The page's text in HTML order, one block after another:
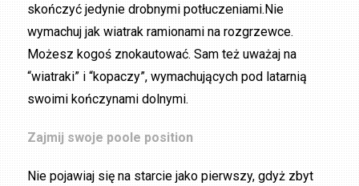
skończyć jedynie drobnymi potłuczeniami.Nie
wymachuj jak wiatrak ramionami na rozgrzewce.
Możesz kogoś znokautować. Sam też uważaj na
“wiatraki” i “kopaczy”, wymachujących pod latarnią
swoimi kończynami dolnymi.
Zajmij swoje poole position
Nie pojawiaj się na starcie jako pierwszy, gdyż zbyt